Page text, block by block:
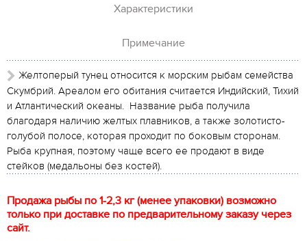
Характеристики
Примечание
Желтоперый тунец относится к морским рыбам семейства
Скумбрий. Ареалом его обитания считается Индийский, Тихий
и Атлантический океаны. Название рыба получила
благодаря наличию желтых плавников, а также золотисто-
голубой полосе, которая проходит по боковым сторонам.
Рыба крупная, поэтому чаще всего ее продают в виде
стейков (медальоны без костей).
Продажа рыбы по 1-2,3 кг (менее упаковки) возможно
только при доставке по предварительному заказу через
сайт.